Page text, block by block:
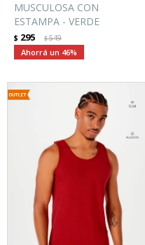
MUSCULOSA CON
ESTAMPA - VERDE
$ 295 $549
46